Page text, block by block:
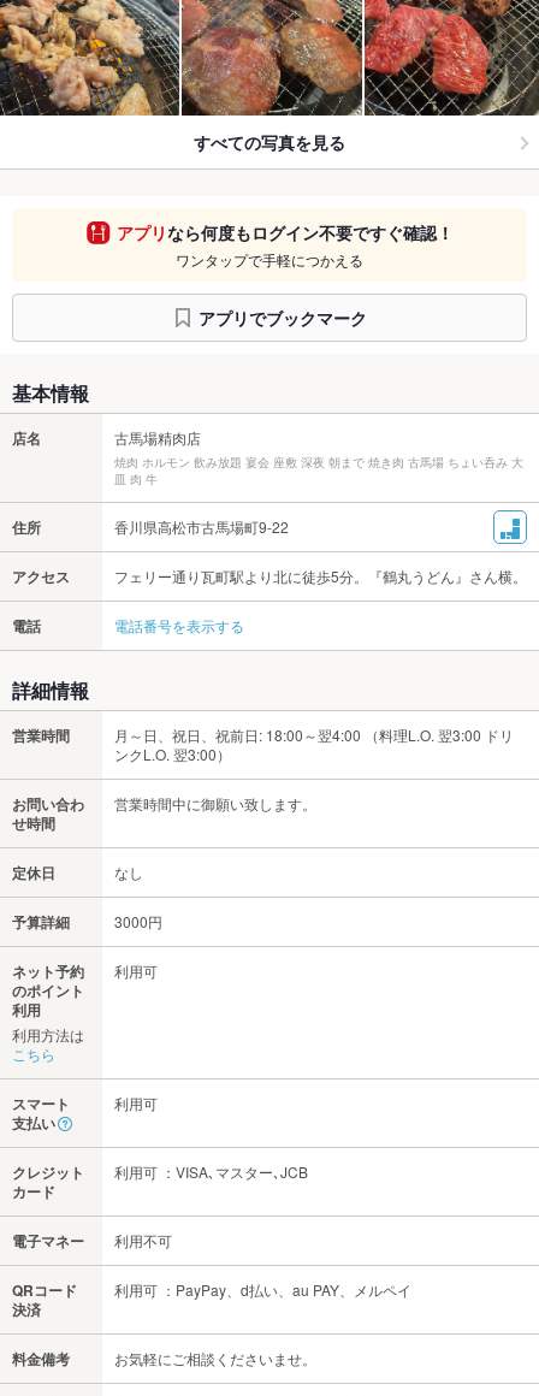
すべての写真を見る
アプリなら何度もログイン不要ですぐ確認！
ワンタップで手軽につかえる
アプリでブックマーク
基本情報
店名 古馬場精肉店
焼肉 ホルモン 飲み放題 宴会 座敷 深夜 朝まで 焼き肉 古馬場 ちょい呑み 大
皿 肉 牛
住所 香川県高松市古馬場町9-22
アクセス フェリー通り瓦町駅より北に徒歩5分。『鶴丸うどん』さん横。
電話 電話番号を表示する
詳細情報
営業時間
月～日、祝日、祝前日: 18:00～翌4:00 （料理L.O. 翌3:00 ドリ
ンクL.O. 翌3:00）
お問い合わ
せ時間
営業時間中に御願い致します。
定休日 なし
予算詳細 3000円
ネット予約
のポイント
利用
利用方法は
こちら
利用可
スマート
支払い
利用可
クレジット
カード
利用可 ：VISA､マスター､JCB
電子マネー 利用不可
QRコード
決済
利用可 ：PayPay、d払い、au PAY、メルペイ
料金備考 お気軽にご相談くださいませ。